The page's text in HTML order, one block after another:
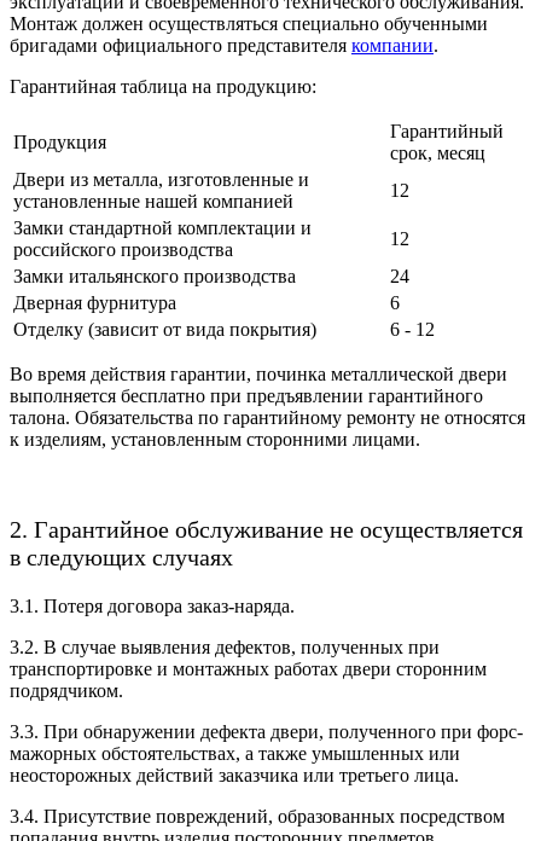
Монтаж должен осуществляться специально обученными
бригадами официального представителя компании.
Гарантийная таблица на продукцию:
Продукция
Гарантийный
срок, месяц
Двери из металла, изготовленные и
установленные нашей компанией
12
Замки стандартной комплектации и
российского производства
12
Замки итальянского производства
24
Дверная фурнитура
6
Отделку (зависит от вида покрытия)
6 - 12
Во время действия гарантии, починка металлической двери
выполняется бесплатно при предъявлении гарантийного
талона. Обязательства по гарантийному ремонту не относятся
к изделиям, установленным сторонними лицами.
2. Гарантийное обслуживание не осуществляется
в следующих случаях
3.1. Потеря договора заказ-наряда.
3.2. В случае выявления дефектов, полученных при
транспортировке и монтажных работах двери сторонним
подрядчиком.
3.3. При обнаружении дефекта двери, полученного при форс-
мажорных обстоятельствах, а также умышленных или
неосторожных действий заказчика или третьего лица.
3.4. Присутствие повреждений, образованных посредством